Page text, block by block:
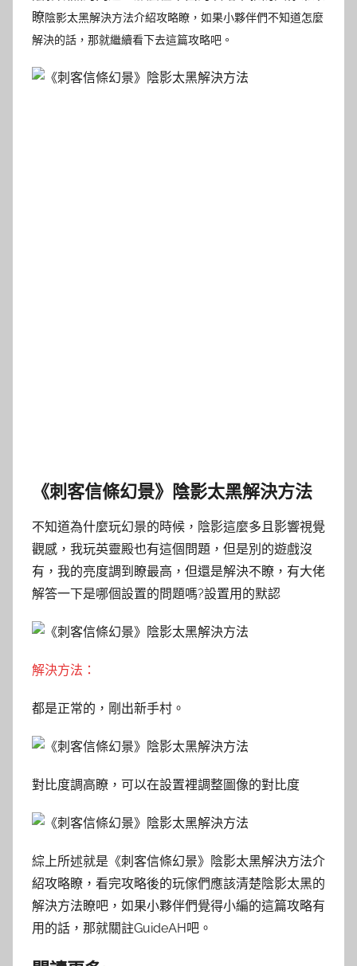
瞭陰影太黑解決方法介紹攻略瞭，如果小夥伴們不知道怎麼
解決的話，那就繼續看下去這篇攻略吧。
《刺客信條幻景》陰影太黑解決方法
不知道為什麼玩幻景的時候，陰影這麼多且影響視覺
觀感，我玩英靈殿也有這個問題，但是別的遊戲沒
有，我的亮度調到瞭最高，但還是解決不瞭，有大佬
解答一下是哪個設置的問題嗎?設置用的默認
解決方法：
都是正常的，剛出新手村。
對比度調高瞭，可以在設置裡調整圖像的對比度
綜上所述就是《刺客信條幻景》陰影太黑解決方法介
紹攻略瞭，看完攻略後的玩傢們應該清楚陰影太黑的
解決方法瞭吧，如果小夥伴們覺得小編的這篇攻略有
用的話，那就關註GuideAH吧。